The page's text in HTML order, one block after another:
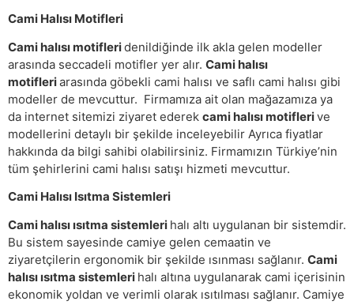
Cami Halısı Motifleri
Cami halısı motifleridenildiğinde ilk akla gelen modeller
arasında seccadeli motifler yer alır. Cami halısı
motifleriarasında göbekli cami halısı ve saflı cami halısı gibi
modeller de mevcuttur. Firmamıza ait olan mağazamıza ya
da internet sitemizi ziyaret ederek cami halısı motiflerive
modellerini detaylı bir şekilde inceleyebilir Ayrıca fiyatlar
hakkında da bilgi sahibi olabilirsiniz. Firmamızın Türkiye’nin
tüm şehirlerini cami halısı satışı hizmeti mevcuttur.
Cami Halısı Isıtma Sistemleri
Cami halısı ısıtma sistemleri halı altı uygulanan bir sistemdir.
Bu sistem sayesinde camiye gelen cemaatin ve
ziyaretçilerin ergonomik bir şekilde ısınması sağlanır. Cami
halısı ısıtma sistemleri halı altına uygulanarak cami içerisinin
ekonomik yoldan ve verimli olarak ısıtılması sağlanır. Camiye